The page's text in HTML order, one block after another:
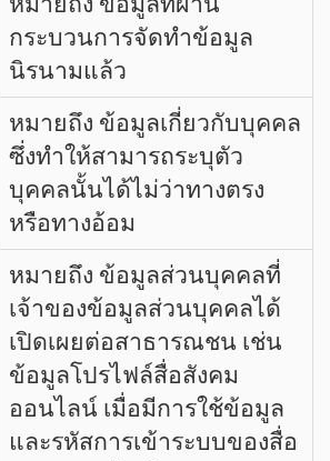
กระบวนการจัดทำข้อมูล
นิรนามแล้ว
หมายถึง ข้อมูลเกี่ยวกับบุคคล
ซึ่งทำให้สามารถระบุตัว
บุคคลนั้นได้ไม่ว่าทางตรง
หรือทางอ้อม
หมายถึง ข้อมูลส่วนบุคคลที่
เจ้าของข้อมูลส่วนบุคคลได้
เปิดเผยต่อสาธารณชน เช่น
ข้อมูลโปรไฟล์สื่อสังคม
ออนไลน์ เมื่อมีการใช้ข้อมูล
และรหัสการเข้าระบบของสื่อ